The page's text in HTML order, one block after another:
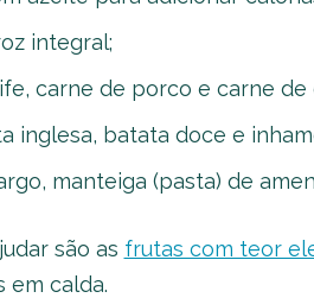
integral;
carne de porco e carne
inglesa, batata doce e
manteiga (pasta) de
são as frutas com teor
em calda.